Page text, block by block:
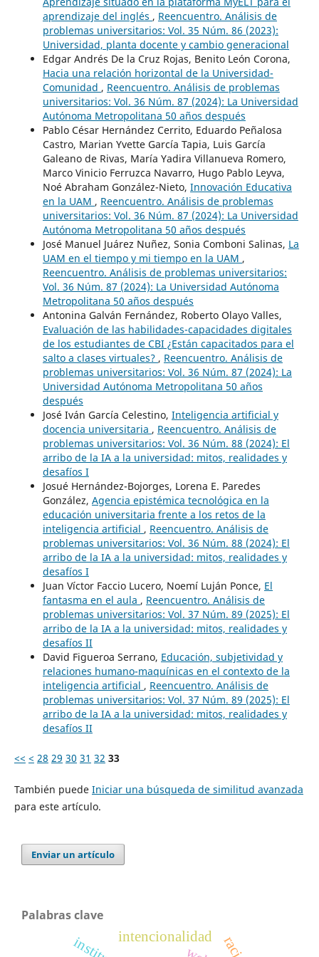
aprendizaje del inglés , Reencuentro. Análisis de
problemas universitarios: Vol. 35 Núm. 86 (2023):
Universidad, planta docente y cambio generacional
Edgar Andrés De la Cruz Rojas, Benito León Corona,
Hacia una relación horizontal de la Universidad-
Comunidad , Reencuentro. Análisis de problemas
universitarios: Vol. 36 Núm. 87 (2024): La Universidad
Autónoma Metropolitana 50 años después
Pablo César Hernández Cerrito, Eduardo Peñalosa
Castro, Marian Yvette García Tapia, Luis García
Galeano de Rivas, María Yadira Villanueva Romero,
Marco Vinicio Ferruzca Navarro, Hugo Pablo Leyva,
Noé Abraham González-Nieto, Innovación Educativa
en la UAM , Reencuentro. Análisis de problemas
universitarios: Vol. 36 Núm. 87 (2024): La Universidad
Autónoma Metropolitana 50 años después
José Manuel Juárez Nuñez, Sonia Comboni Salinas, La
UAM en el tiempo y mi tiempo en la UAM ,
Reencuentro. Análisis de problemas universitarios:
Vol. 36 Núm. 87 (2024): La Universidad Autónoma
Metropolitana 50 años después
Antonina Galván Fernández, Roberto Olayo Valles,
Evaluación de las habilidades-capacidades digitales
de los estudiantes de CBI ¿Están capacitados para el
salto a clases virtuales? , Reencuentro. Análisis de
problemas universitarios: Vol. 36 Núm. 87 (2024): La
Universidad Autónoma Metropolitana 50 años
después
José Iván García Celestino, Inteligencia artificial y
docencia universitaria , Reencuentro. Análisis de
problemas universitarios: Vol. 36 Núm. 88 (2024): El
arribo de la IA a la universidad: mitos, realidades y
desafíos I
Josué Hernández-Bojorges, Lorena E. Paredes
González, Agencia epistémica tecnológica en la
educación universitaria frente a los retos de la
inteligencia artificial , Reencuentro. Análisis de
problemas universitarios: Vol. 36 Núm. 88 (2024): El
arribo de la IA a la universidad: mitos, realidades y
desafíos I
Juan Víctor Faccio Lucero, Noemí Luján Ponce, El
fantasma en el aula , Reencuentro. Análisis de
problemas universitarios: Vol. 37 Núm. 89 (2025): El
arribo de la IA a la universidad: mitos, realidades y
desafíos II
David Figueroa Serrano, Educación, subjetividad y
relaciones humano-maquínicas en el contexto de la
inteligencia artificial , Reencuentro. Análisis de
problemas universitarios: Vol. 37 Núm. 89 (2025): El
arribo de la IA a la universidad: mitos, realidades y
desafíos II
<< < 28 29 30 31 32 33
También puede Iniciar una búsqueda de similitud avanzada
para este artículo.
Enviar un artículo
Palabras clave
intencionalidad